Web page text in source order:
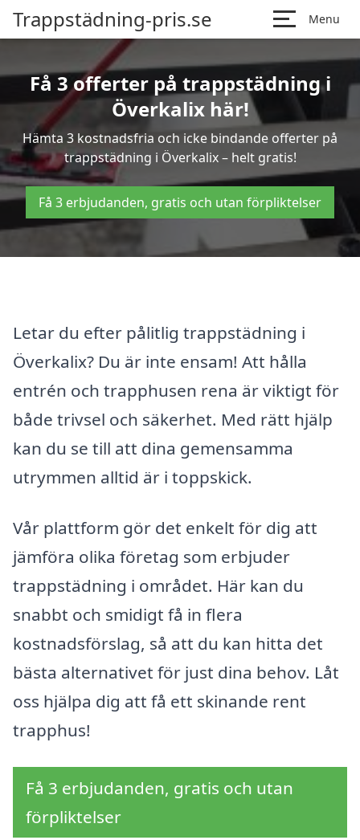
Trappstädning-pris.se Menu
Få 3 offerter på trappstädning i
Överkalix här!
Hämta 3 kostnadsfria och icke bindande offerter på
trappstädning i Överkalix – helt gratis!
Få 3 erbjudanden, gratis och utan förpliktelser
Letar du efter pålitlig trappstädning i
Överkalix? Du är inte ensam! Att hålla
entrén och trapphusen rena är viktigt för
både trivsel och säkerhet. Med rätt hjälp
kan du se till att dina gemensamma
utrymmen alltid är i toppskick.
Vår plattform gör det enkelt för dig att
jämföra olika företag som erbjuder
trappstädning i området. Här kan du
snabbt och smidigt få in flera
kostnadsförslag, så att du kan hitta det
bästa alternativet för just dina behov. Låt
oss hjälpa dig att få ett skinande rent
trapphus!
Få 3 erbjudanden, gratis och utan
förpliktelser